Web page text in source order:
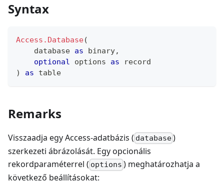
Syntax
Access.Database(
    database
as binary,
optional options as
record
)
as table
Remarks
Visszaadja egy Access-adatbázis ( database)
szerkezeti ábrázolását. Egy opcionális
rekordparaméterrel ( options ) meghatározhatja a
következő beállításokat: